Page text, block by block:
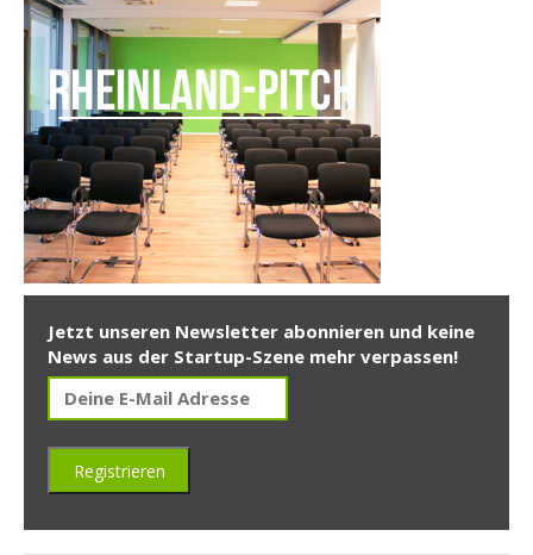
Jetzt unseren Newsletter abonnieren und keine
News aus der Startup-Szene mehr verpassen!